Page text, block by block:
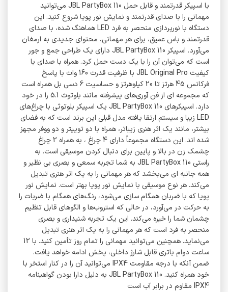
با اسپیکر قدرتمند و قابل حمل JBL PartyBox 110 می‌توانید
مهمانی را با صدای قدرتمند و نمایش نور پویا شروع کنید. این
دستگاه با نورپردازی منحصر به فرد LED هماهنگ شده، با صدای
قدرتمند و باس عمیق، برای هر مهمانی، محتوای جدیدی به ارمغان
می‌آورد. اسپیکر JBL PartyBox 110 دارای یک طراحی جمع و جور
است که می‌توان آن را با یک دست حمل کرد. همراه با صدای با
کیفیت JBL Original Pro با ظرفیت قدرت 160 وات با پاسخ
فرکانس 45 هرتز تا 20 کیلوهرتز و حساسیت 6 دسی بل همراه است
که مجموعه ای از فن آوری‌های پیشرفته مانند بلوتوث 5.1 را در خود
دارد. اسپیکرهای JBL PartyBox 110 یک اسپیکر بلوتوثی با چراغ‌های
LED زیبا و سیستم ارتقا یافته مدل قبلی این برند است که به فضای
بیشتر، مانند یک اثر هنری زیباتر، همراه با دو توییتر و دو ووفر مجهز
شده اند. این دستگاه مجموعاً دارای 4 چراغ ، به همراه 2 چراغ
چشمک زن در بالا و پایین برای دنبال کردن موسیقی است. به
راستی JBL PartyBox 110 به شما تجربه سمعی و بصری بی نظیر و
همه جانبه ای می‌بخشد که هر مهمانی را به یک اثر هنری تبدیل
می‌کند. هر نوع موسیقی با نمایش نور پویا بهتر است. نمایش نور
پویا که با ضربان همگام سازی می‌شود، رنگ‌های همگام با ضربات را
به حرکت در می‌آورد، در حالی که استروب‌ها و الگوهای قابل تنظیم
چشمان شما را خیره می‌کند. این یک تجربه شنیداری و بصری
منحصر به فرد است که هر مهمانی را به یک اثر هنری تبدیل
می‌نماید. همچنین می‌توانید مهمانی را تمام روز تأمین کنید. با 12
ساعت دوام باتری قابل شارژ داخلی، پخش ادامه خواهد یافت.
ضمن آنکه با درجه مقاومت IPX4 می‌توانید آن را در کنار استخر با
خود همراه کنید. JBL PartyBox 110 به دلیل دارا بودن گواهینامه
IPX4 مقاوم در برابر آب است